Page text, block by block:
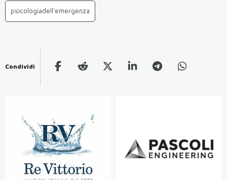
psicologiadell'emergenza
Condividi